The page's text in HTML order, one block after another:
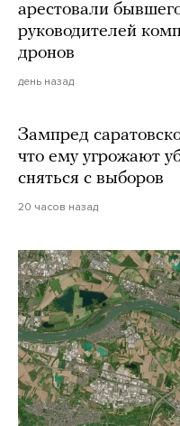
арестовали
руководителей
дронов
день назад
Зампред
что ему угрожают
сняться с выборов
20 часов назад